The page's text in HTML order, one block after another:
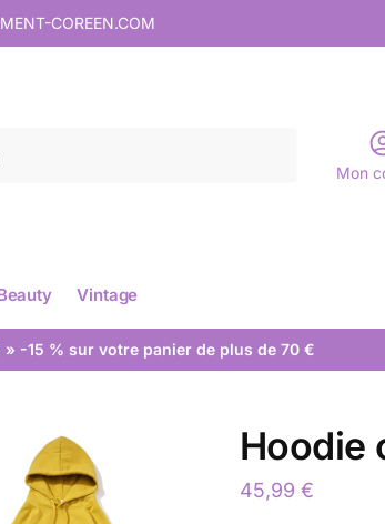
COREEN.COM
Mon
Vintage
» -15 % sur votre panier de plus de 70 €
Hoodie
45,99 €